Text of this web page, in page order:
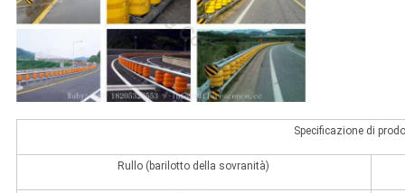
Specificazione di
Rullo (barilotto della sovranità)